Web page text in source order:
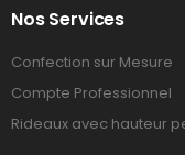
Nos Services
Confection sur Mesure
Compte Professionnel
Rideaux avec hauteur